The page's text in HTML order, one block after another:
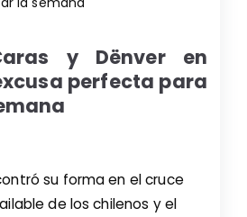
y Dënver en
perfecta para
su forma en el cruce
de los chilenos y el